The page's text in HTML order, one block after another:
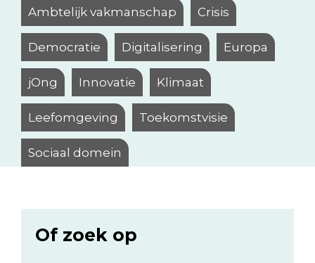
Ambtelijk vakmanschap Crisis
Democratie Digitalisering Europa
jOng Innovatie Klimaat
Leefomgeving Toekomstvisie
Sociaal domein
Of zoek op